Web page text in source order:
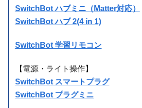
SwitchBot ハブミニ（Matter対応）
SwitchBot ハブ 2(4 in 1)
SwitchBot 学習リモコン
【電源・ライト操作】
SwitchBot スマートプラグ
SwitchBot プラグミニ